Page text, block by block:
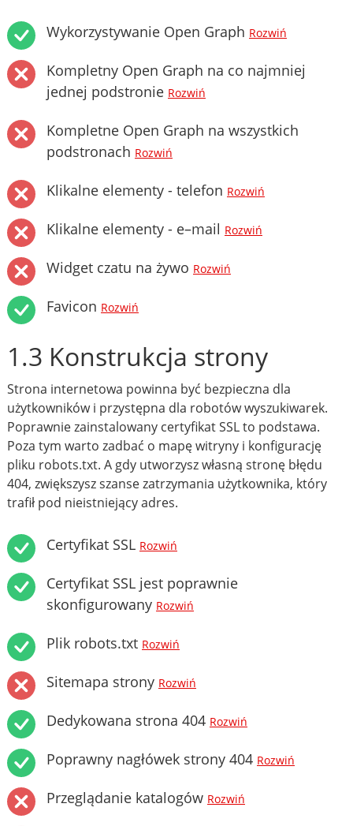
Wykorzystywanie Open Graph Rozwiń
Kompletny Open Graph na co najmniej
jednej podstronie Rozwiń
Kompletne Open Graph na wszystkich
podstronach Rozwiń
Klikalne elementy - telefon Rozwiń
Klikalne elementy - e–mail Rozwiń
Widget czatu na żywo Rozwiń
Favicon Rozwiń
1.3 Konstrukcja strony
Strona internetowa powinna być bezpieczna dla
użytkowników i przystępna dla robotów wyszukiwarek.
Poprawnie zainstalowany certyfikat SSL to podstawa.
Poza tym warto zadbać o mapę witryny i konfigurację
pliku robots.txt. A gdy utworzysz własną stronę błędu
404, zwiększysz szanse zatrzymania użytkownika, który
trafił pod nieistniejący adres.
Certyfikat SSL Rozwiń
Certyfikat SSL jest poprawnie
skonfigurowany Rozwiń
Plik robots.txt Rozwiń
Sitemapa strony Rozwiń
Dedykowana strona 404 Rozwiń
Poprawny nagłówek strony 404 Rozwiń
Przeglądanie katalogów Rozwiń